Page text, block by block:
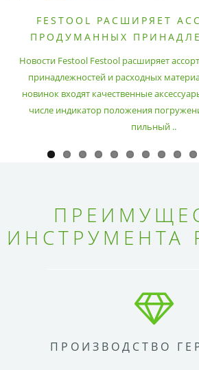
FESTOOL РАСШИРЯЕТ
ПРОДУМАННЫХ
Новости Festool Festool расширяет
принадлежностей и расходных
новинок входят качественные
числе индикатор положения
пильный ..
ИНСТРУМЕНТА
ПРОИЗВОДСТВО